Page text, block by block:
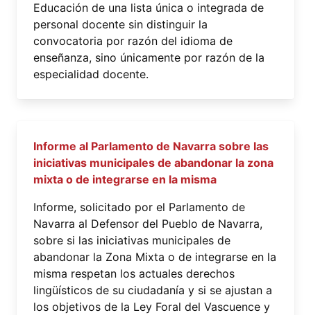
Educación de una lista única o integrada de
personal docente sin distinguir la
convocatoria por razón del idioma de
enseñanza, sino únicamente por razón de la
especialidad docente.
Informe al Parlamento de Navarra sobre las
iniciativas municipales de abandonar la zona
mixta o de integrarse en la misma
Informe, solicitado por el Parlamento de
Navarra al Defensor del Pueblo de Navarra,
sobre si las iniciativas municipales de
abandonar la Zona Mixta o de integrarse en la
misma respetan los actuales derechos
lingüísticos de su ciudadanía y si se ajustan a
los objetivos de la Ley Foral del Vascuence y